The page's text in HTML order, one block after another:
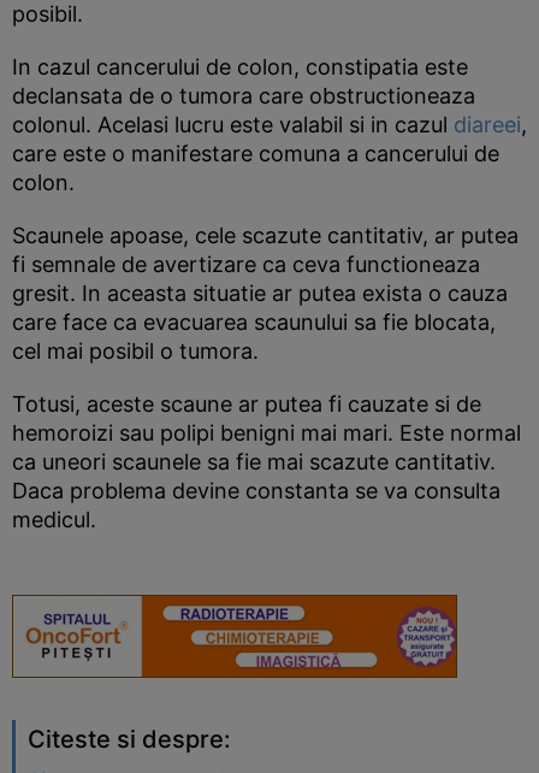
posibil.
In cazul cancerului de colon, constipatia este
declansata de o tumora care obstructioneaza
colonul. Acelasi lucru este valabil si in cazul diareei,
care este o manifestare comuna a cancerului de
colon.
Scaunele apoase, cele scazute cantitativ, ar putea
fi semnale de avertizare ca ceva functioneaza
gresit. In aceasta situatie ar putea exista o cauza
care face ca evacuarea scaunului sa fie blocata,
cel mai posibil o tumora.
Totusi, aceste scaune ar putea fi cauzate si de
hemoroizi sau polipi benigni mai mari. Este normal
ca uneori scaunele sa fie mai scazute cantitativ.
Daca problema devine constanta se va consulta
medicul.
Citeste si despre: